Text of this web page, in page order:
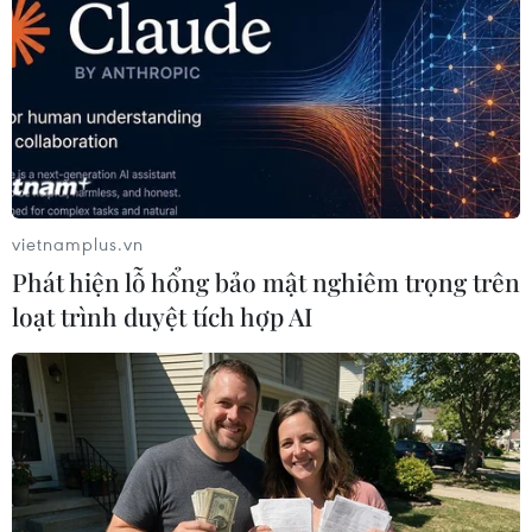
TIN LIÊN QUAN
vietnamplus.vn
Phát hiện lỗ hổng bảo mật nghiêm trọng trên
loạt trình duyệt tích hợp AI